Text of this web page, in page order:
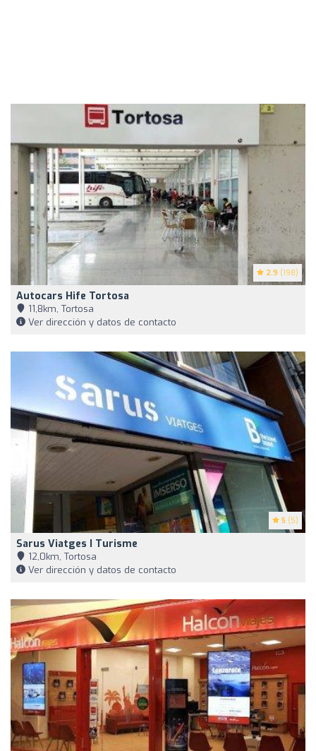
2.9 (198)
Autocars Hife Tortosa
11,8km, Tortosa
Ver dirección y datos de contacto
5 (5)
Sarus Viatges I Turisme
12,0km, Tortosa
Ver dirección y datos de contacto